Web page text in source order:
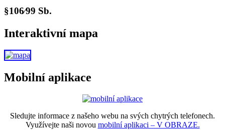
§106⁄99 Sb.
Interaktivní mapa
Mobilní aplikace
Sledujte informace z našeho webu na svých chytrých telefonech.
Využívejte naši novou mobilní aplikaci – V OBRAZE.